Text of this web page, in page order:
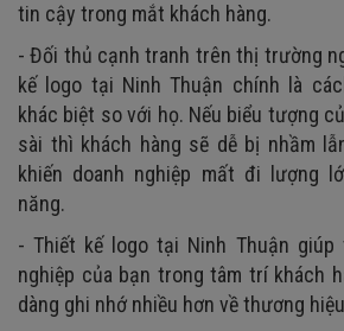
tin cậy trong mắt khách hàng.
- Đối thủ cạnh tranh trên thị trường
kế logo tại Ninh Thuận chính là
khác biệt so với họ. Nếu biểu tượng
sài thì khách hàng sẽ dễ bị nhầm
khiến doanh nghiệp mất đi lượng
năng.
- Thiết kế logo tại Ninh Thuận
nghiệp của bạn trong tâm trí khách
dàng ghi nhớ nhiều hơn về thương